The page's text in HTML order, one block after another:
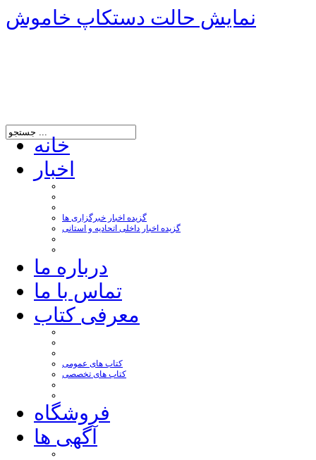
نمایش حالت دستکاپ خاموش
خانه
اخبار
گزیده اخبار خبرگزاری ها
گزیده اخبار داخلی اتحادیه و استانی
درباره ما
تماس با ما
معرفی کتاب
کتاب های عمومی
کتاب های تخصصی
فروشگاه
آگهی ها